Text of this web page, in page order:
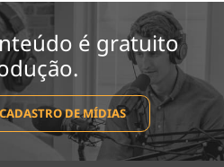
é gratuito
CADASTRO DE MÍDIAS